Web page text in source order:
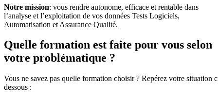
Notre mission: vous rendre autonome, efficace et rentable dans
l’analyse et l’exploitation de vos données Tests Logiciels,
Automatisation et Assurance Qualité.
Quelle formation est faite pour vous selon
votre problématique ?
Vous ne savez pas quelle formation choisir ? Repérez votre situation
dessous :